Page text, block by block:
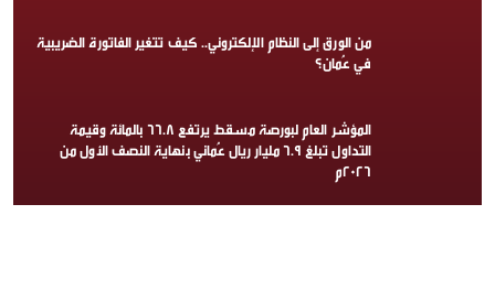
من الورق إلى النظام الإلكتروني.. كيف تتغير الفاتورة الضريبية
في عُمان؟
المؤشر العام لبورصة مسقط يرتفع 66.8 بالمائة وقيمة
التداول تبلغ 6.9 مليار ريال عُماني بنهاية النصف الأول من
2026م